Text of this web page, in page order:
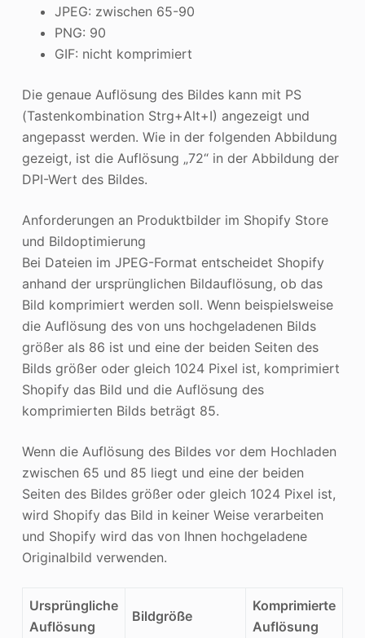
JPEG: zwischen 65-90
PNG: 90
GIF: nicht komprimiert
Die genaue Auflösung des Bildes kann mit PS
(Tastenkombination Strg+Alt+I) angezeigt und
angepasst werden. Wie in der folgenden Abbildung
gezeigt, ist die Auflösung „72“ in der Abbildung der
DPI-Wert des Bildes.
Anforderungen an Produktbilder im Shopify Store
und Bildoptimierung
Bei Dateien im JPEG-Format entscheidet Shopify
anhand der ursprünglichen Bildauflösung, ob das
Bild komprimiert werden soll. Wenn beispielsweise
die Auflösung des von uns hochgeladenen Bilds
größer als 86 ist und eine der beiden Seiten des
Bilds größer oder gleich 1024 Pixel ist, komprimiert
Shopify das Bild und die Auflösung des
komprimierten Bilds beträgt 85.
Wenn die Auflösung des Bildes vor dem Hochladen
zwischen 65 und 85 liegt und eine der beiden
Seiten des Bildes größer oder gleich 1024 Pixel ist,
wird Shopify das Bild in keiner Weise verarbeiten
und Shopify wird das von Ihnen hochgeladene
Originalbild verwenden.
Ursprüngliche
Auflösung
Bildgröße
Komprimierte
Auflösung